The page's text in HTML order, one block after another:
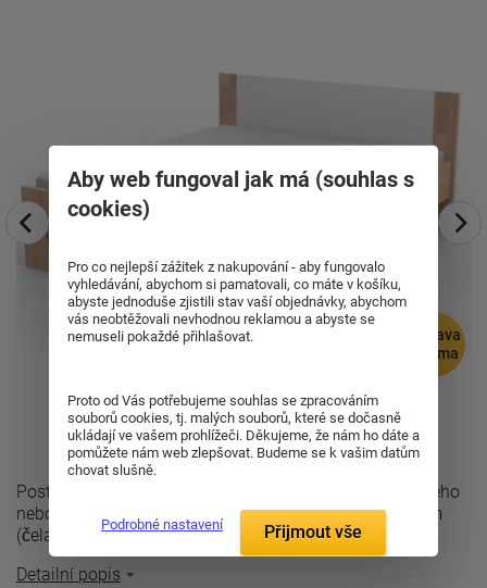
doprava
zdarma
Postel Nikoleta s čalouněným čelem se vyrábí z bukového
nebo dubového masivu o síle 27mm (bočnice) a 40 mm
(čela postele) a se strukturou ...
Detailní popis
Aby web fungoval jak má (souhlas s
cookies)
Pro co nejlepší zážitek z nakupování - aby fungovalo
vyhledávání, abychom si pamatovali, co máte v košíku,
abyste jednoduše zjistili stav vaší objednávky, abychom
vás neobtěžovali nevhodnou reklamou a abyste se
nemuseli pokaždé přihlašovat.
Proto od Vás potřebujeme souhlas se zpracováním
souborů cookies, tj. malých souborů, které se dočasně
ukládají ve vašem prohlížeči. Děkujeme, že nám ho dáte a
pomůžete nám web zlepšovat. Budeme se k vašim datům
chovat slušně.
Podrobné nastavení Přijmout vše